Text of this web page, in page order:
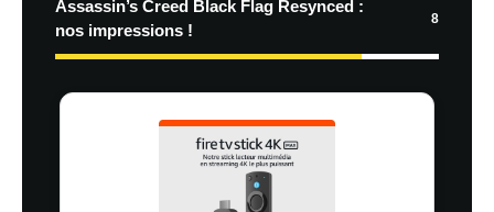
Assassin’s Creed Black Flag Resynced :
nos impressions !
8